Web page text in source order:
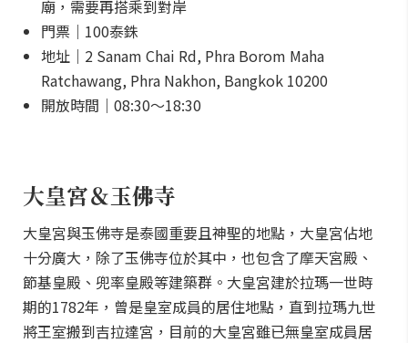
廟，需要再搭乘到對岸
門票｜100泰銖
地址｜2 Sanam Chai Rd, Phra Borom Maha
Ratchawang, Phra Nakhon, Bangkok 10200
開放時間｜08:30～18:30
大皇宮＆玉佛寺
大皇宮與玉佛寺是泰國重要且神聖的地點，大皇宮佔地
十分廣大，除了玉佛寺位於其中，也包含了摩天宮殿、
節基皇殿、兜率皇殿等建築群。大皇宮建於拉瑪一世時
期的1782年，曾是皇室成員的居住地點，直到拉瑪九世
將王室搬到吉拉達宮，目前的大皇宮雖已無皇室成員居